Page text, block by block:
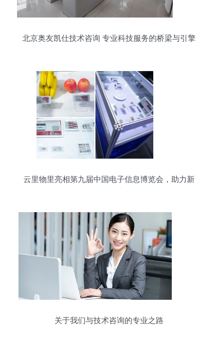
北京奥友凯仕技术咨询 专业科技服务的桥梁与引擎
云里物里亮相第九届中国电子信息博览会，助力新
关于我们与技术咨询的专业之路